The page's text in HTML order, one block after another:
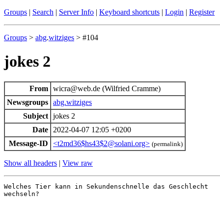
Groups | Search | Server Info | Keyboard shortcuts | Login | Register
Groups > abg.witziges > #104
jokes 2
From wicra@web.de (Wilfried Cramme)
Newsgroups abg.witziges
Subject jokes 2
Date
2022-04-07 12:05 +0200
Message-ID
<t2md36$hs43$2@solani.org> (permalink)
Show all headers | View raw
Welches Tier kann in Sekundenschnelle das Geschlecht
wechseln?